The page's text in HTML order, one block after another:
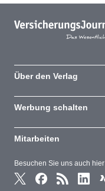
Besuchen Sie uns auch hier
Über den Verlag
Werbung schalten
Mitarbeiten